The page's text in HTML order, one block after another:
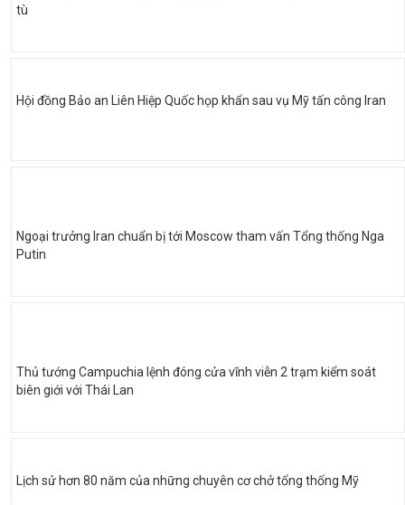
tù
Hội đồng Bảo an Liên Hiệp Quốc họp khẩn sau vụ Mỹ tấn công Iran
Ngoại trưởng Iran chuẩn bị tới Moscow tham vấn Tổng thống Nga
Putin
Thủ tướng Campuchia lệnh đóng cửa vĩnh viễn 2 trạm kiểm soát
biên giới với Thái Lan
Lịch sử hơn 80 năm của những chuyên cơ chở tổng thống Mỹ